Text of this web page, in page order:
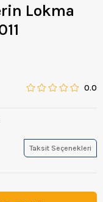
Lokma
0.0
Taksit Seçenekleri